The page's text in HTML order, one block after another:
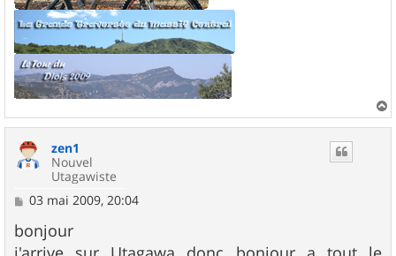
a
zen1
Nouvel
Utagawiste
M
s
s
03 mai 2009, 20:04
bonjour